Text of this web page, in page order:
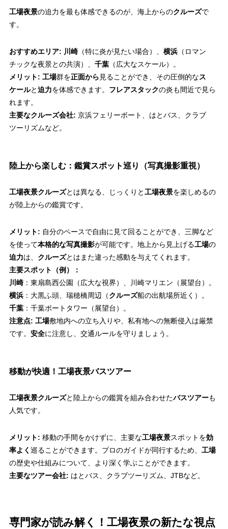
工場夜景の迫力を最も体感できるのが、海上からのクルーズで
す。
おすすめエリア: 川崎（特に炎が見たい場合）、 横浜（ロマン
チックな夜景との共演）、 千葉（広大なスケール）。
メリット: 工場群を正面から 見ることができ、その圧倒的なス
ケールと迫力を体感できます。 フレアスタックの炎も間近で見ら
れます。
主要なクルーズ会社: 京浜フェリーボート、はとバス、クラブ
ツーリズムなど。
陸上から楽しむ：鑑賞スポット巡り（写真撮影重視）
工場夜景クルーズとは異なる、じっくりと工場夜景を楽しめるの
が陸上からの鑑賞です。
メリット: 自分のペースで自由に見て回ることができ、三脚など
を使って本格的な写真撮影が可能です。地上から見上げる工場の
迫力は、 クルーズとはまた違った感動を与えてくれます。
主要スポット（例）：
川崎：東扇島西公園（広大な視界）、川崎マリエン（展望台）。
横浜：大黒ふ頭、瑞穂橋周辺（クルーズ船の出航場所近く）。
千葉：千葉ポートタワー（展望台）。
注意点: 工場敷地内への立ち入りや、私有地への無断侵入は厳禁
です。 安全に注意し、交通ルールを守りましょう。
移動が快適！工場夜景バスツアー
工場夜景クルーズと陸上からの鑑賞を組み合わせたバスツアーも
人気です。
メリット: 移動の手間をかけずに、主要な工場夜景スポットを効
率よく 巡ることができます。プロのガイドが同行するため、 工場
の歴史や仕組みについて、より深く学ぶことができます。
主要なツアー会社: はとバス、クラブツーリズム、JTBなど。
専門家が読み解く！工場夜景の新たな視点